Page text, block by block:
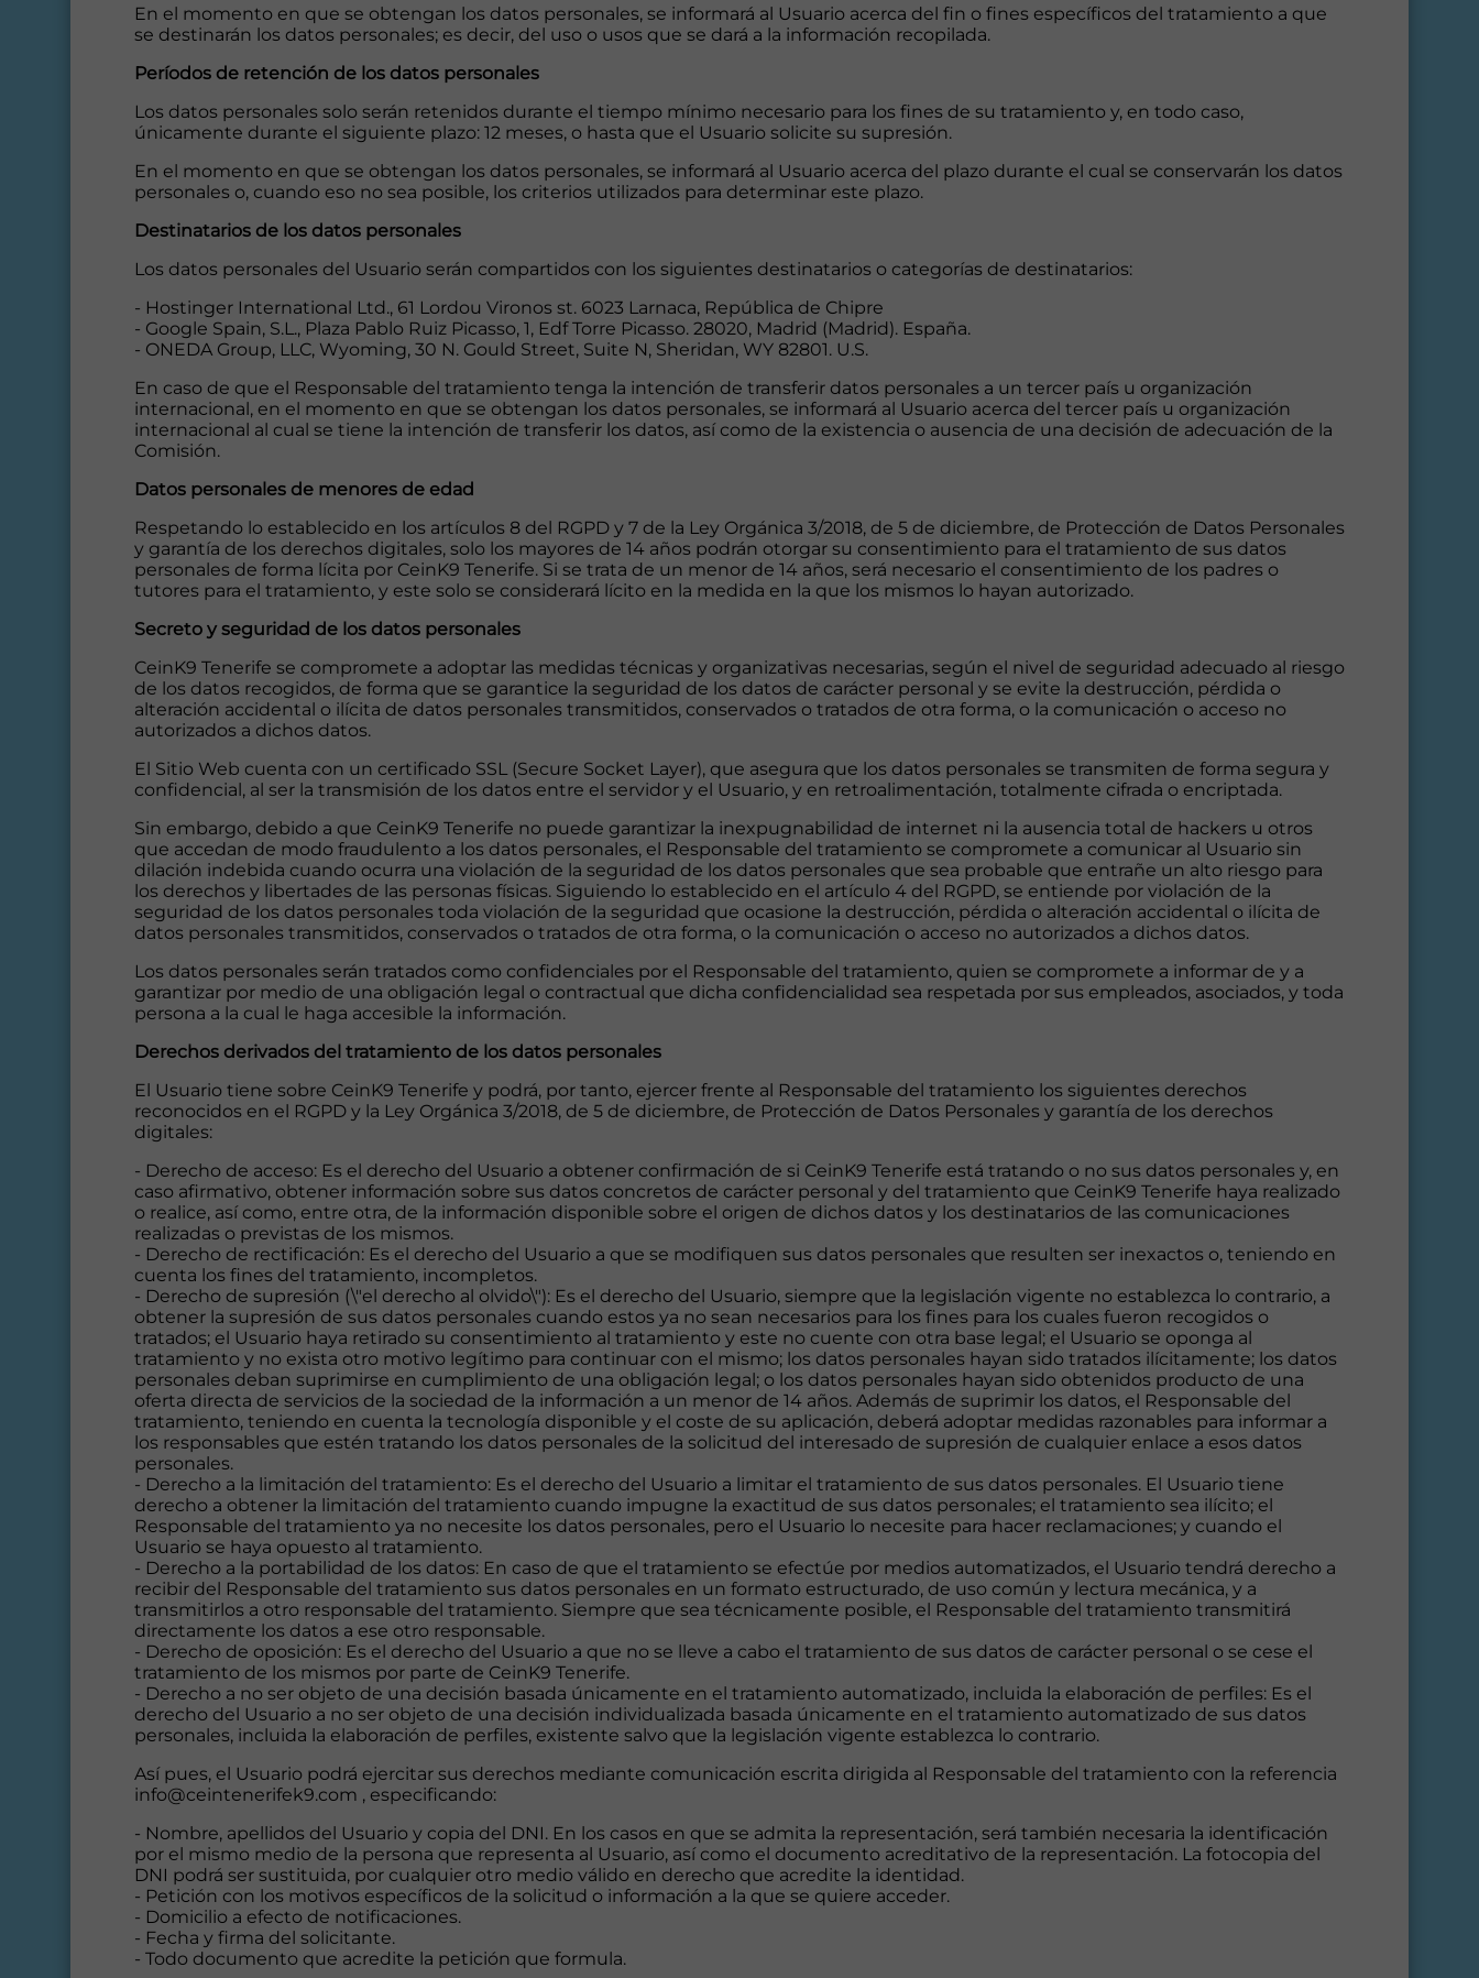
En el momento en que se obtengan los datos personales, se informará al Usuario acerca del fin o fines específicos del tratamiento a que
se destinarán los datos personales; es decir, del uso o usos que se dará a la información recopilada.
Períodos de retención de los datos personales
Los datos personales solo serán retenidos durante el tiempo mínimo necesario para los fines de su tratamiento y, en todo caso,
únicamente durante el siguiente plazo: 12 meses, o hasta que el Usuario solicite su supresión.
En el momento en que se obtengan los datos personales, se informará al Usuario acerca del plazo durante el cual se conservarán los datos
personales o, cuando eso no sea posible, los criterios utilizados para determinar este plazo.
Destinatarios de los datos personales
Los datos personales del Usuario serán compartidos con los siguientes destinatarios o categorías de destinatarios:
- Hostinger International Ltd., 61 Lordou Vironos st. 6023 Larnaca, República de Chipre
- Google Spain, S.L., Plaza Pablo Ruiz Picasso, 1, Edf Torre Picasso. 28020, Madrid (Madrid). España.
- ONEDA Group, LLC, Wyoming, 30 N. Gould Street, Suite N, Sheridan, WY 82801. U.S.
En caso de que el Responsable del tratamiento tenga la intención de transferir datos personales a un tercer país u organización
internacional, en el momento en que se obtengan los datos personales, se informará al Usuario acerca del tercer país u organización
internacional al cual se tiene la intención de transferir los datos, así como de la existencia o ausencia de una decisión de adecuación de la
Comisión.
Datos personales de menores de edad
Respetando lo establecido en los artículos 8 del RGPD y 7 de la Ley Orgánica 3/2018, de 5 de diciembre, de Protección de Datos Personales
y garantía de los derechos digitales, solo los mayores de 14 años podrán otorgar su consentimiento para el tratamiento de sus datos
personales de forma lícita por CeinK9 Tenerife. Si se trata de un menor de 14 años, será necesario el consentimiento de los padres o
tutores para el tratamiento, y este solo se considerará lícito en la medida en la que los mismos lo hayan autorizado.
Secreto y seguridad de los datos personales
CeinK9 Tenerife se compromete a adoptar las medidas técnicas y organizativas necesarias, según el nivel de seguridad adecuado al riesgo
de los datos recogidos, de forma que se garantice la seguridad de los datos de carácter personal y se evite la destrucción, pérdida o
alteración accidental o ilícita de datos personales transmitidos, conservados o tratados de otra forma, o la comunicación o acceso no
autorizados a dichos datos.
El Sitio Web cuenta con un certificado SSL (Secure Socket Layer), que asegura que los datos personales se transmiten de forma segura y
confidencial, al ser la transmisión de los datos entre el servidor y el Usuario, y en retroalimentación, totalmente cifrada o encriptada.
Sin embargo, debido a que CeinK9 Tenerife no puede garantizar la inexpugnabilidad de internet ni la ausencia total de hackers u otros
que accedan de modo fraudulento a los datos personales, el Responsable del tratamiento se compromete a comunicar al Usuario sin
dilación indebida cuando ocurra una violación de la seguridad de los datos personales que sea probable que entrañe un alto riesgo para
los derechos y libertades de las personas físicas. Siguiendo lo establecido en el artículo 4 del RGPD, se entiende por violación de la
seguridad de los datos personales toda violación de la seguridad que ocasione la destrucción, pérdida o alteración accidental o ilícita de
datos personales transmitidos, conservados o tratados de otra forma, o la comunicación o acceso no autorizados a dichos datos.
Los datos personales serán tratados como confidenciales por el Responsable del tratamiento, quien se compromete a informar de y a
garantizar por medio de una obligación legal o contractual que dicha confidencialidad sea respetada por sus empleados, asociados, y toda
persona a la cual le haga accesible la información.
Derechos derivados del tratamiento de los datos personales
El Usuario tiene sobre CeinK9 Tenerife y podrá, por tanto, ejercer frente al Responsable del tratamiento los siguientes derechos
reconocidos en el RGPD y la Ley Orgánica 3/2018, de 5 de diciembre, de Protección de Datos Personales y garantía de los derechos
digitales:
- Derecho de acceso: Es el derecho del Usuario a obtener confirmación de si CeinK9 Tenerife está tratando o no sus datos personales y, en
caso afirmativo, obtener información sobre sus datos concretos de carácter personal y del tratamiento que CeinK9 Tenerife haya realizado
o realice, así como, entre otra, de la información disponible sobre el origen de dichos datos y los destinatarios de las comunicaciones
realizadas o previstas de los mismos.
- Derecho de rectificación: Es el derecho del Usuario a que se modifiquen sus datos personales que resulten ser inexactos o, teniendo en
cuenta los fines del tratamiento, incompletos.
- Derecho de supresión (\"el derecho al olvido\"): Es el derecho del Usuario, siempre que la legislación vigente no establezca lo contrario, a
obtener la supresión de sus datos personales cuando estos ya no sean necesarios para los fines para los cuales fueron recogidos o
tratados; el Usuario haya retirado su consentimiento al tratamiento y este no cuente con otra base legal; el Usuario se oponga al
tratamiento y no exista otro motivo legítimo para continuar con el mismo; los datos personales hayan sido tratados ilícitamente; los datos
personales deban suprimirse en cumplimiento de una obligación legal; o los datos personales hayan sido obtenidos producto de una
oferta directa de servicios de la sociedad de la información a un menor de 14 años. Además de suprimir los datos, el Responsable del
tratamiento, teniendo en cuenta la tecnología disponible y el coste de su aplicación, deberá adoptar medidas razonables para informar a
los responsables que estén tratando los datos personales de la solicitud del interesado de supresión de cualquier enlace a esos datos
personales.
- Derecho a la limitación del tratamiento: Es el derecho del Usuario a limitar el tratamiento de sus datos personales. El Usuario tiene
derecho a obtener la limitación del tratamiento cuando impugne la exactitud de sus datos personales; el tratamiento sea ilícito; el
Responsable del tratamiento ya no necesite los datos personales, pero el Usuario lo necesite para hacer reclamaciones; y cuando el
Usuario se haya opuesto al tratamiento.
- Derecho a la portabilidad de los datos: En caso de que el tratamiento se efectúe por medios automatizados, el Usuario tendrá derecho a
recibir del Responsable del tratamiento sus datos personales en un formato estructurado, de uso común y lectura mecánica, y a
transmitirlos a otro responsable del tratamiento. Siempre que sea técnicamente posible, el Responsable del tratamiento transmitirá
directamente los datos a ese otro responsable.
- Derecho de oposición: Es el derecho del Usuario a que no se lleve a cabo el tratamiento de sus datos de carácter personal o se cese el
tratamiento de los mismos por parte de CeinK9 Tenerife.
- Derecho a no ser objeto de una decisión basada únicamente en el tratamiento automatizado, incluida la elaboración de perfiles: Es el
derecho del Usuario a no ser objeto de una decisión individualizada basada únicamente en el tratamiento automatizado de sus datos
personales, incluida la elaboración de perfiles, existente salvo que la legislación vigente establezca lo contrario.
Así pues, el Usuario podrá ejercitar sus derechos mediante comunicación escrita dirigida al Responsable del tratamiento con la referencia
info@ceintenerifek9.com , especificando:
- Nombre, apellidos del Usuario y copia del DNI. En los casos en que se admita la representación, será también necesaria la identificación
por el mismo medio de la persona que representa al Usuario, así como el documento acreditativo de la representación. La fotocopia del
DNI podrá ser sustituida, por cualquier otro medio válido en derecho que acredite la identidad.
- Petición con los motivos específicos de la solicitud o información a la que se quiere acceder.
- Domicilio a efecto de notificaciones.
- Fecha y firma del solicitante.
- Todo documento que acredite la petición que formula.